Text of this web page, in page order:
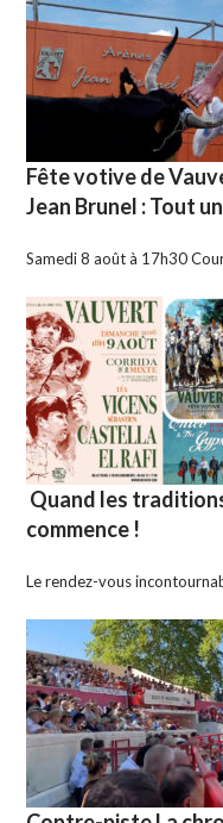
Fête votive de
Jean Brunel : Tout
Samedi 8 août à 17h30
Quand les
commence !
Le rendez-vous